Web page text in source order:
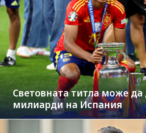
Световната титла може да
милиарди на Испания